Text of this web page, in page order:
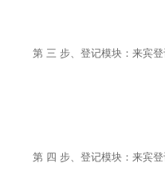
第 三 步、登记模块：来宾
第 四 步、登记模块：来宾